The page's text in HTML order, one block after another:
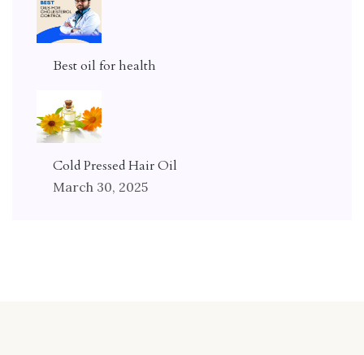
Best oil for health
Cold Pressed Hair Oil
March 30, 2025